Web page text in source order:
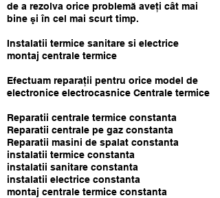
de a rezolva orice problemă aveţi cât mai
bine şi în cel mai scurt timp.
Instalatii termice sanitare si electrice
montaj centrale termice​
Efectuam reparaţii pentru orice model de
electronice electrocasnice Centrale termice
Reparatii centrale termice constanta
Reparatii centrale pe gaz constanta
Reparatii masini de spalat constanta
instalatii termice constanta
instalatii sanitare constanta
instalatii electrice constanta
montaj centrale termice constanta